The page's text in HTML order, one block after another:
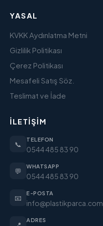
YASAL
KVKK Aydınlatma Metni
Gizlilik Politikası
Çerez Politikası
Mesafeli Satış Söz.
Teslimat ve İade
İLETIŞIM
📞
TELEFON
0544 485 83 90
💬
WHATSAPP
0544 485 83 90
📧
E-POSTA
info@plastikparca.com
ADRES